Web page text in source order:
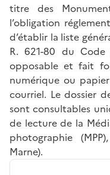
titre des
l’obligation
d’établir la liste
R. 621-80 du
opposable et fait
numérique ou
courriel. Le dossier
sont consultables
de lecture de la
photographie
Marne).